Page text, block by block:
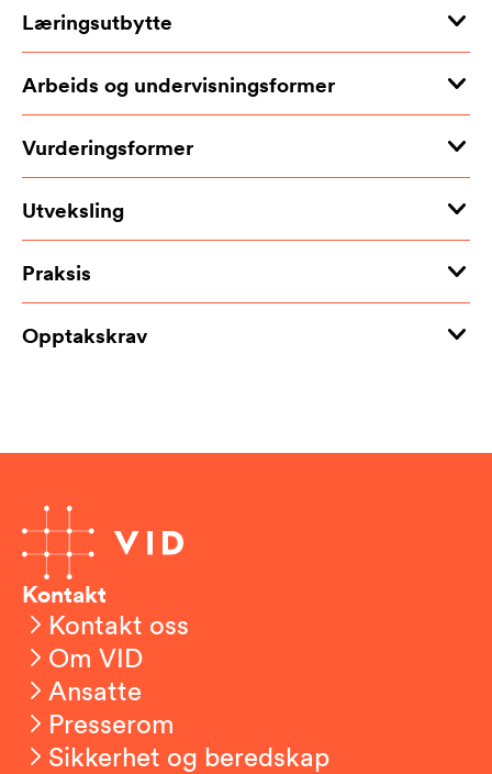
Læringsutbytte
Arbeids og undervisningsformer
Vurderingsformer
Utveksling
Praksis
Opptakskrav
Kontakt
Kontakt oss
Om VID
Ansatte
Presserom
Sikkerhet og beredskap